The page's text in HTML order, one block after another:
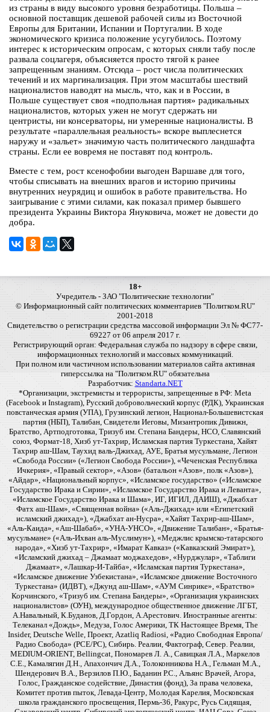
из страны в виду высокого уровня безработицы. Польша –
основной поставщик дешевой рабочей силы из Восточной
Европы для Британии, Испании и Португалии. В ходе
экономического кризиса положение усугубилось. Поэтому
интерес к историческим опросам, с которых сняли табу после
развала соцлагеря, объясняется просто тягой к ранее
запрещенным знаниям. Отсюда – рост числа политических
течений и их маргинализация. При этом масштабы шествий
националистов наводят на мысль, что, как и в России, в
Польше существует своя «подпольная партия» радикальных
националистов, которых ужен не могут сдержать ни
центристы, ни консерваторы, ни умеренные националисты. В
результате «параллельная реальность» вскоре выплеснется
наружу и «зальет» значимую часть политического ландшафта
страны. Если ее вовремя не поставят под контроль.
Вместе с тем, рост ксенофобии выгоден Варшаве для того,
чтобы списывать на внешних врагов и историю причины
внутренних неурядиц и ошибок в работе правительства. Но
заигрывание с этими силами, как показал пример бывшего
президента Украины Виктора Януковича, может не довести до
добра.
18+
Учредитель - ЗАО "Политические технологии"
© Информационный сайт политических комментариев "Политком.RU"
2001-2018
Свидетельство о регистрации средства массовой информации Эл № ФС77-
69227 от 06 апреля 2017 г.
Регистрирующий орган: Федеральная служба по надзору в сфере связи,
информационных технологий и массовых коммуникаций.
При полном или частичном использовании материалов сайта активная
гиперссылка на "Политком.RU" обязательна
Разработчик: Standarta.NET
*Организации, экстремисты и террористы, запрещенные в РФ: Meta
(Facebook и Instagram), Русский добровольческий корпус (РДК), Украинская
повстанческая армия (УПА), Грузинский легион, Национал-Большевистская
партия (НБП), Талибан, Свидетели Иеговы, Мизантропик Дивижн,
Братство, Артподготовка, Тризуб им. Степана Бандеры, НСО, Славянский
союз, Формат-18, Хизб ут-Тахрир, Исламская партия Туркестана, Хайят
Тахрир аш-Шам, Таухид валь-Джихад, АУЕ, Братья мусульмане, Легион
«Свобода России» («Легион Свобода России»), «Чеченская Республика
Ичкерия», «Правый сектор», «Азов» (батальон «Азов», полк «Азов»),
«Айдар», «Национальный корпус», «Исламское государство» («Исламское
Государство Ирака и Сирии», «Исламское Государство Ирака и Леванта»,
«Исламское Государство Ирака и Шама», ИГ, ИГИЛ, ДАИШ), «Джабхат
Фатх аш-Шам», «Священная война» («Аль-Джихад» или «Египетский
исламский джихад»), «Джабхат ан-Нусра», «Хайят Тахрир-аш-Шам»,
«Аль-Каида», «Аш-Шабаб», «УНА-УНСО», «Движение Талибан», «Братья-
мусульмане» («Аль-Ихван аль-Муслимун»), «Меджлис крымско-татарского
народа», «Хизб ут-Тахрир», «Имарат Кавказ» («Кавказский Эмират»),
«Исламский джихад – Джамаат моджахедов», «Нурджулар», «Таблиги
Джамаат», «Лашкар-И-Тайба», «Исламская партия Туркестана»,
«Исламское движение Узбекистана», «Исламское движение Восточного
Туркестана» (ИДВТ), «Джунд аш-Шам», «АУМ Синрике», «Братство»
Корчинского, «Тризуб им. Степана Бандеры», «Организация украинских
националистов» (ОУН), международное общественное движение ЛГБТ,
А.Навальный, К.Буданов, Д.Гордон, А.Арестович. Иностранные агенты:
Телеканал «Дождь», Медуза, Голос Америки, ТК Настоящее Время, The
Insider, Deutsche Welle, Проект, Azatliq Radiosi, «Радио Свободная Европа/
Радио Свобода» (PCE/PC), Сибирь. Реалии, Фактограф, Север. Реалии,
MEDIUM-ORIENT, Bellingcat, Пономарев Л. А., Савицкая Л.А., Маркелов
С.Е., Камалягин Д.Н., Апахончич Д.А., Толоконникова Н.А., Гельман М.А.,
Шендерович В.А., Верзилов П.Ю., Баданин Р.С., Альянс Врачей, Агора,
Голос, Гражданское содействие, Династия (фонд), За права человека,
Комитет против пыток, Левада-Центр, Молодая Карелия, Московская
школа гражданского просвещения, Пермь-36, Ракурс, Русь Сидящая,